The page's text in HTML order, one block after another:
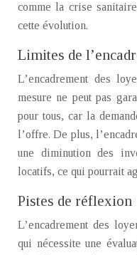
comme la crise
cette évolution.
Limites de
L’encadrement des
mesure ne peut pas
pour tous, car la
l’offre. De plus,
une diminution des
locatifs, ce qui pourrait
Pistes de réflexion
L’encadrement des
qui nécessite une